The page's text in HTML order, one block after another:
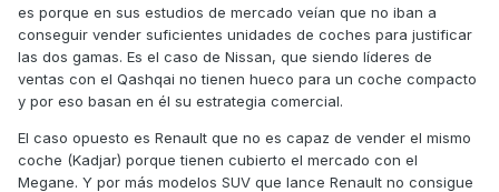
es porque en sus estudios de mercado veían que no iban a
conseguir vender suficientes unidades de coches para justificar
las dos gamas. Es el caso de Nissan, que siendo líderes de
ventas con el Qashqai no tienen hueco para un coche compacto
y por eso basan en él su estrategia comercial.
El caso opuesto es Renault que no es capaz de vender el mismo
coche (Kadjar) porque tienen cubierto el mercado con el
Megane. Y por más modelos SUV que lance Renault no consigue